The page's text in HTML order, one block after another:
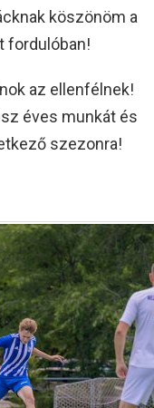
köszönöm a
fordulóban!
az ellenfélnek!
éves munkát és
szezonra!